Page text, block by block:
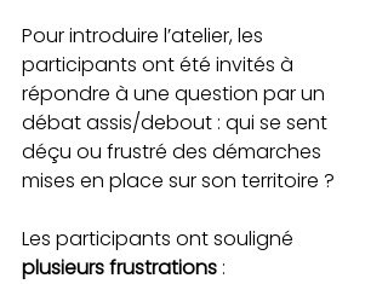
Pour introduire l’atelier, les
participants ont été invités à
répondre à une question par un
débat assis/debout : qui se sent
déçu ou frustré des démarches
mises en place sur son territoire ?
Les participants ont souligné
plusieurs frustrations :